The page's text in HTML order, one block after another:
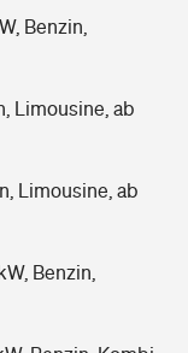
Benzin,
Limousine, ab
Limousine, ab
Benzin,